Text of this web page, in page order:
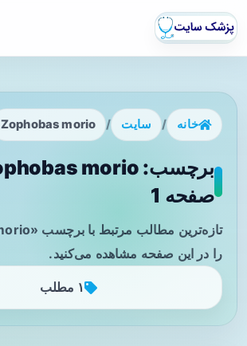
خانه / سایت /
Zophobas morio
صفحه 1
را در این صفحه مشاهده می‌کنید.
۱ مطلب